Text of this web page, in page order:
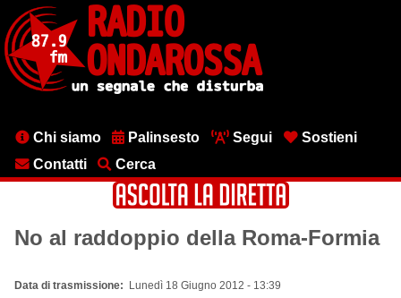
contenuto
principale
MenuChi siamo Palinsesto Segui
Sostieni
Contatti
Cerca
No al raddoppio della Roma-Formia
Data di trasmissione Lunedì 18 Giugno 2012 - 13:39